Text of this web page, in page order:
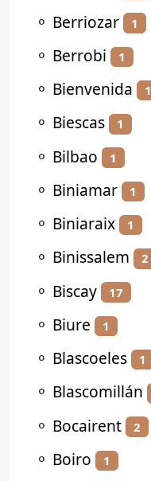
⚬ Berriozar 1
⚬ Berrobi 1
⚬ Bienvenida 1
⚬ Biescas 1
⚬ Bilbao 1
⚬ Biniamar 1
⚬ Biniaraix 1
⚬ Binissalem 2
⚬ Biscay 17
⚬ Biure 1
⚬ Blascoeles 1
⚬ Blascomillán
⚬ Bocairent 2
⚬ Boiro 1